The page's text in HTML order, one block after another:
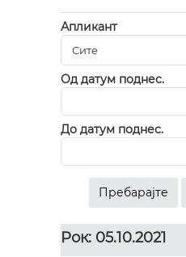
Апликант
Од датум поднес.
До датум поднес.
Рок: 05.10.2021